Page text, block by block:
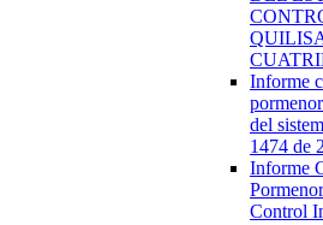
Informe
del
1474 de
Informe
Control